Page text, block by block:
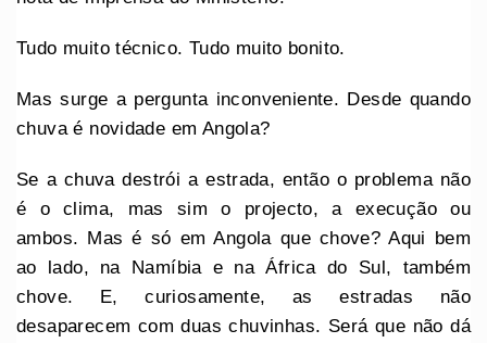
Tudo muito técnico. Tudo muito bonito.
Mas surge a pergunta inconveniente. Desde quando
chuva é novidade em Angola?
Se a chuva destrói a estrada, então o problema não
é o clima, mas sim o projecto, a execução ou
ambos. Mas é só em Angola que chove? Aqui bem
ao lado, na Namíbia e na África do Sul, também
chove. E, curiosamente, as estradas não
desaparecem com duas chuvinhas. Será que não dá